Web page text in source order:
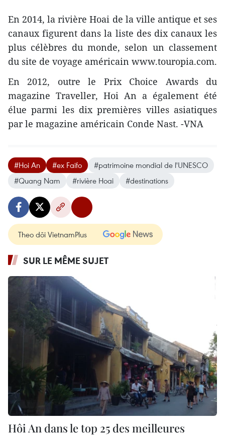
En 2014, la rivière Hoai de la ville antique et ses
canaux figurent dans la liste des dix canaux les
plus célèbres du monde, selon un classement
du site de voyage américain www.touropia.com.
En 2012, outre le Prix Choice Awards du
magazine Traveller, Hoi An a également été
élue parmi les dix premières villes asiatiques
par le magazine américain Conde Nast. -VNA
#Hoi An #ex Faifo
#patrimoine mondial de l'UNESCO
#Quang Nam
#rivière Hoai #destinations
Theo dõi VietnamPlus
SUR LE MÊME SUJET
Hôi An dans le top 25 des meilleures